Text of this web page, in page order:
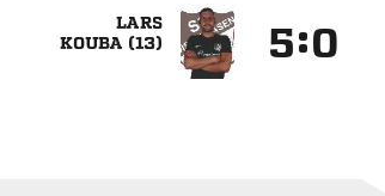

 
: